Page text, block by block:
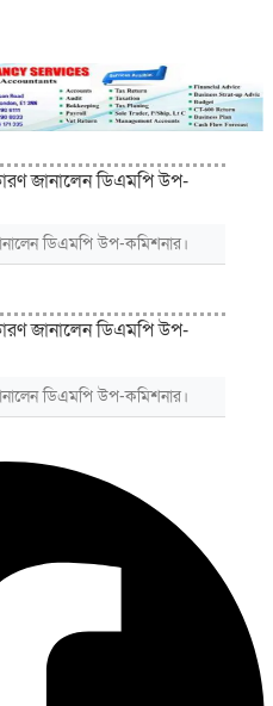
ডিএমপি উপ-কমিশনার।
ডিএমপি উপ-কমিশনার।